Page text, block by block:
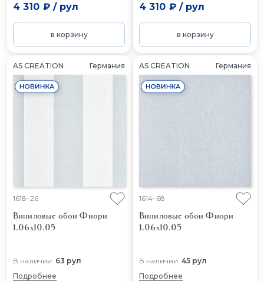
4 310 ₽/ рул
в корзину
4 310 ₽/ рул
в корзину
AS CREATION Германия
1618-26
Виниловые обои Фиори
1.06x10.05
В наличии: 63 рул
Подробнее
AS CREATION Германия
1614-68
Виниловые обои Фиори
1.06x10.05
В наличии: 45 рул
Подробнее